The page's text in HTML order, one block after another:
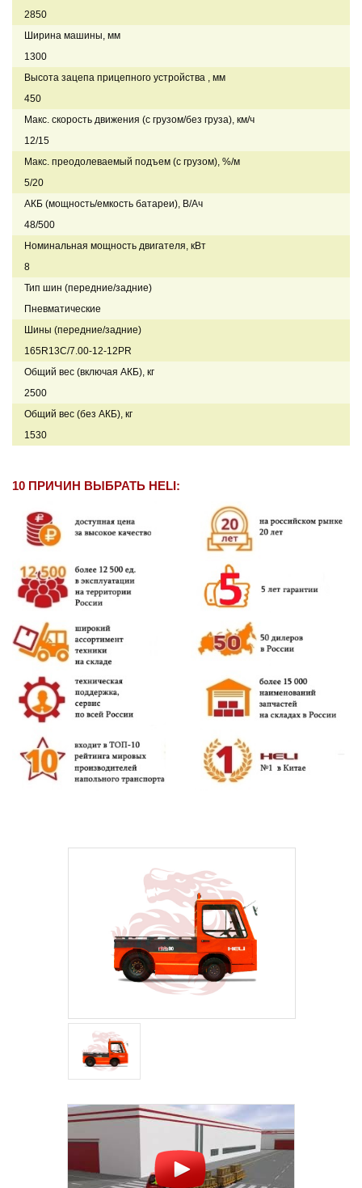
2850
Ширина машины, мм
1300
Высота зацепа прицепного устройства , мм
450
Макс. скорость движения (с грузом/без груза), км/ч
12/15
Макс. преодолеваемый подъем (с грузом), %/м
5/20
АКБ (мощность/емкость батареи), В/Ач
48/500
Номинальная мощность двигателя, кВт
8
Тип шин (передние/задние)
Пневматические
Шины (передние/задние)
165R13C/7.00-12-12PR
Общий вес (включая АКБ), кг
2500
Общий вес (без АКБ), кг
1530
10 ПРИЧИН ВЫБРАТЬ HELI: